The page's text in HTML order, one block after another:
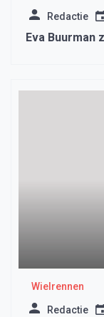
Redactie
Eva Buurman
Wielrennen
Redactie